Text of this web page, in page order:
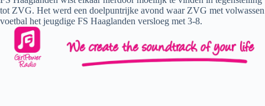
tot ZVG. Het werd een doelpuntrijke avond waar ZVG met volwassen
voetbal het jeugdige FS Haaglanden versloeg met 3-8.